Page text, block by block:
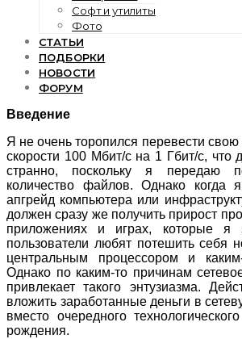
Софт и утилиты
Фото
СТАТЬИ
ПОДБОРКИ
НОВОСТИ
ФОРУМ
Введение
Я не очень торопился перевести
скорости 100 Мбит/с на 1 Гбит/с, что
странно, поскольку я передаю
количество файлов. Однако когда
апгрейд компьютера или
должен сразу же получить прирост
приложениях и играх, которые я
пользователи любят потешить себя
центральным процессором и
Однако по каким-то причинам
привлекает такого энтузиазма.
вложить заработанные деньги в
вместо очередного
рождения.